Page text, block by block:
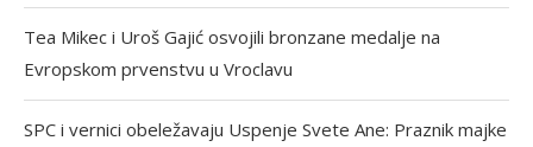
Tea Mikec i Uroš Gajić osvojili bronzane medalje na
Evropskom prvenstvu u Vroclavu
SPC i vernici obeležavaju Uspenje Svete Ane: Praznik majke